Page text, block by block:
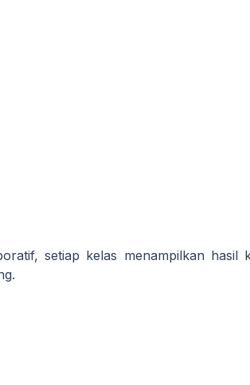
setiap kelas menampilkan hasil